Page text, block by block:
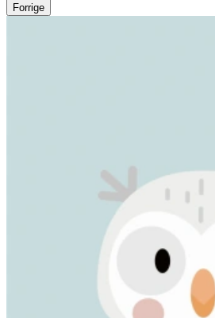
Forrige